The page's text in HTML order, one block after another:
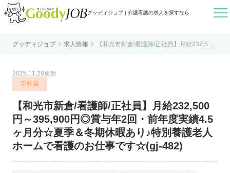
グッディジョブ | 介護看護の求人を探すなら 
はじめての方へ
個人情報保護方針
利用規約
お知らせ
お問い合わせ
グッディジョブ  求人情報 
【和光市新倉/看護師/正社員】月給232,500
2025.11.28更新
正社員
【和光市新倉/看護師/正社員】月給232,500
円～395,900円◎賞与年2回・前年度実績4.5
ヶ月分☆夏季＆冬期休暇あり♪特別養護老人
ホームで看護のお仕事です☆(gj-482)